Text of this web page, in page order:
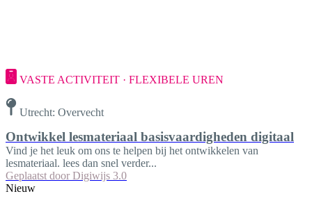
VASTE ACTIVITEIT · FLEXIBELE UREN
Utrecht: Overvecht
Ontwikkel lesmateriaal basisvaardigheden digitaal
Vind je het leuk om ons te helpen bij het ontwikkelen van
lesmateriaal. lees dan snel verder...
Geplaatst door Digiwijs 3.0
Nieuw